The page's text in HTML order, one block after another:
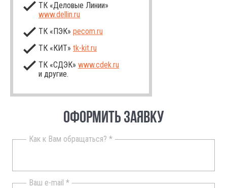
ТК «Деловые Линии»
www.dellin.ru
ТК «ПЭК» pecom.ru
ТК «КИТ» tk-kit.ru
ТК «СДЭК» www.cdek.ru
и другие.
ОФОРМИТЬ ЗАЯВКУ
Как к Вам обращаться? *
Ваш e-mail *